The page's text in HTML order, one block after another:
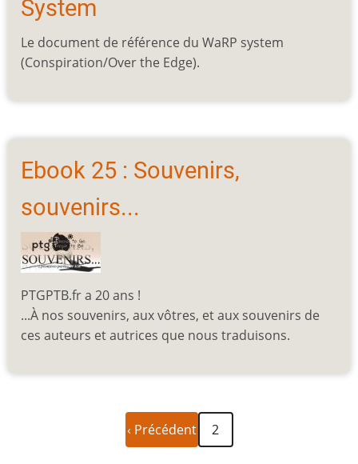
System
Le document de référence du WaRP system
(Conspiration/Over the Edge).
Ebook 25 : Souvenirs,
souvenirs...
PTGPTB.fr a 20 ans !
...À nos souvenirs, aux vôtres, et aux souvenirs de
ces auteurs et autrices que nous traduisons.
Page
précédente
‹ Précédent 2